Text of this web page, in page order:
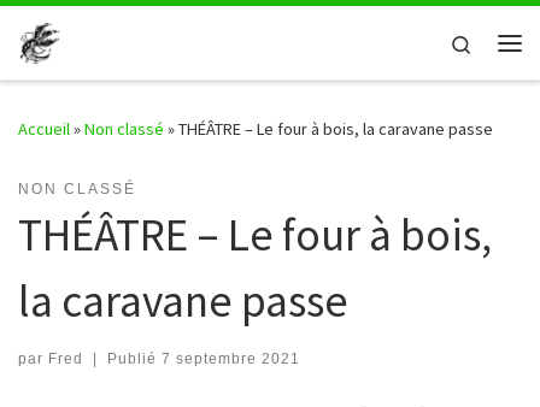
Passer au contenu
Search
Accueil»Non classé »THÉÂTRE – Le four à bois, la caravane passe
NON CLASSÉ
THÉÂTRE – Le four à bois,
la caravane passe
par Fred | Publié 7 septembre 2021